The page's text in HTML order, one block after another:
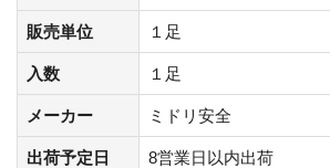
販売単位 １足
入数 １足
メーカー ミドリ安全
出荷予定日 8営業日以内出荷